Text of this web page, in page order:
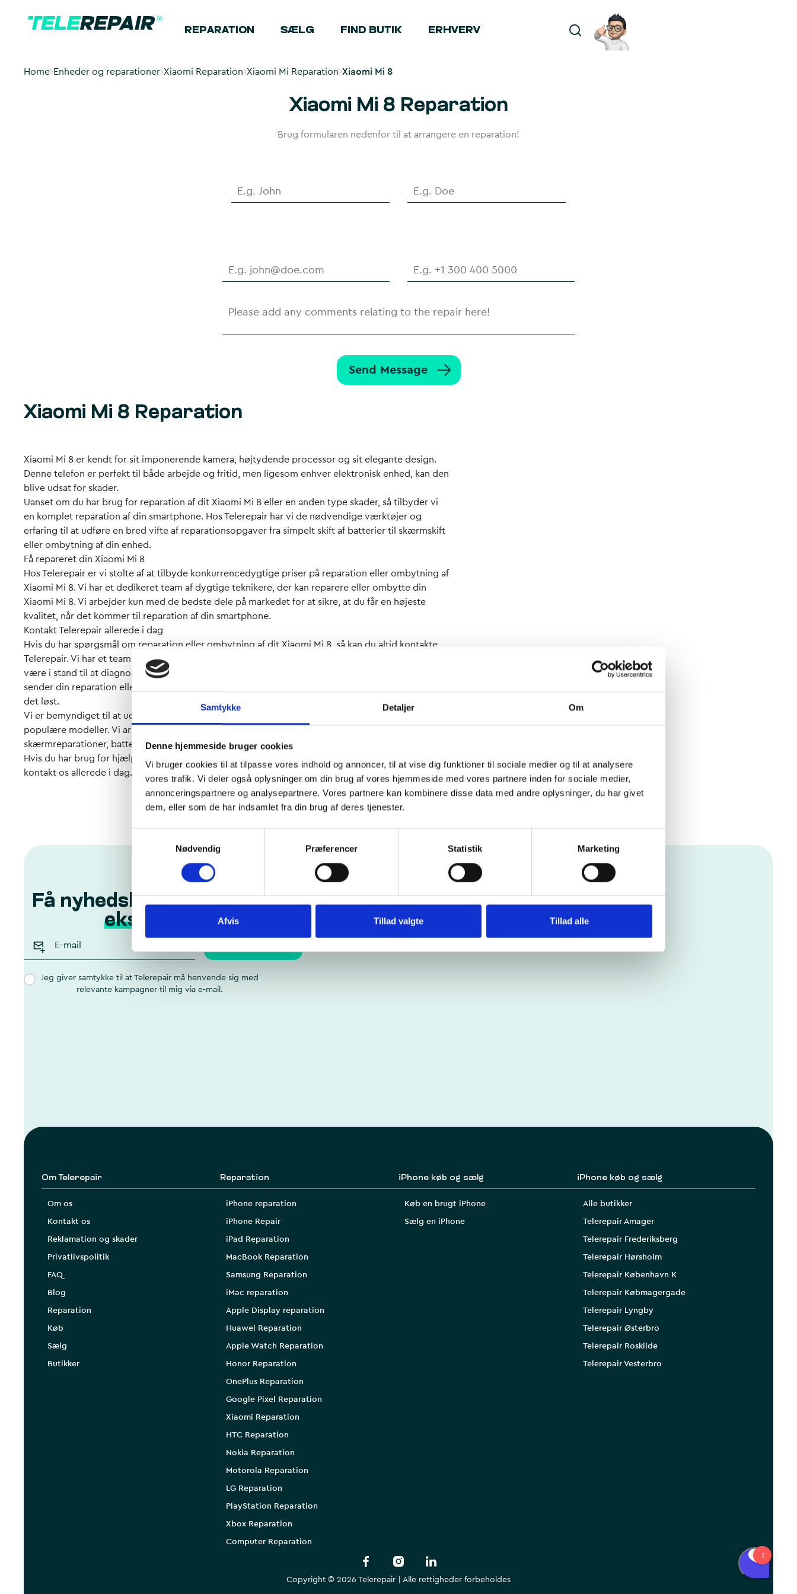
Samtykke Detaljer Om
Denne hjemmeside bruger cookies
Vi bruger cookies til at tilpasse vores indhold og annoncer, til at vise dig funktioner til sociale medier og til at analysere
vores trafik. Vi deler også oplysninger om din brug af vores hjemmeside med vores partnere inden for sociale medier,
annonceringspartnere og analysepartnere. Vores partnere kan kombinere disse data med andre oplysninger, du har givet
dem, eller som de har indsamlet fra din brug af deres tjenester.
Nødvendig
Præferencer Statistik Marketing
Afvis Tillad valgte Tillad alle
REPARATION SÆLG FIND BUTIK ERHVERV
Home Enheder og reparationer Xiaomi Reparation Xiaomi Mi Reparation Xiaomi Mi 8
Xiaomi Mi 8 Reparation
Brug formularen nedenfor til at arrangere en reparation!
Send Message
Xiaomi Mi 8 Reparation
Xiaomi Mi 8 er kendt for sit imponerende kamera, højtydende processor og sit elegante design.
Denne telefon er perfekt til både arbejde og fritid, men ligesom enhver elektronisk enhed, kan den
blive udsat for skader.
Uanset om du har brug for reparation af dit Xiaomi Mi 8 eller en anden type skader, så tilbyder vi
en komplet reparation af din smartphone. Hos Telerepair har vi de nødvendige værktøjer og
erfaring til at udføre en bred vifte af reparationsopgaver fra simpelt skift af batterier til skærmskift
eller ombytning af din enhed.
Få repareret din Xiaomi Mi 8
Hos Telerepair er vi stolte af at tilbyde konkurrencedygtige priser på reparation eller ombytning af
Xiaomi Mi 8. Vi har et dedikeret team af dygtige teknikere, der kan reparere eller ombytte din
Xiaomi Mi 8. Vi arbejder kun med de bedste dele på markedet for at sikre, at du får en højeste
kvalitet, når det kommer til reparation af din smartphone.
Kontakt Telerepair allerede i dag
Hvis du har spørgsmål om reparation eller ombytning af dit Xiaomi Mi 8, så kan du altid kontakte
Telerepair. Vi har et team af erfarne teknikere, der har stor erfaring med Xiaomi-produkter. De vil
være i stand til at diagnosticere din telefon og give dig den bedste løsning. Vi anbefaler altid, at du
sender din reparation eller ombytning ind til os for en inspektion så hurtigt som muligt, så vi kan få
det løst.
Vi er bemyndiget til at udføre service og reparationer af Xiaomi Mi 8, inklusive nogle af de mest
populære modeller. Vi arbejder med et bredt udvalg af reparationer på Xiaomi-telefoner, såsom
skærmreparationer, batteriskift, knapreparation og meget mere.
Hvis du har brug for hjælp til at bestemme den bedste løsning til reparation af din Xiaomi Mi 8, så
kontakt os allerede i dag.
Få nyhedsbrev, eksperthjælp og
eksklusive tilbud.
Jeg giver samtykke til at Telerepair må henvende sig med
relevante kampagner til mig via e-mail.
Om Telerepair
Om os
Kontakt os
Reklamation og skader
Privatlivspolitik
FAQ
Blog
Reparation
Køb
Sælg
Butikker
Reparation
iPhone reparation
iPhone Repair
iPad Reparation
MacBook Reparation
Samsung Reparation
iMac reparation
Apple Display reparation
Huawei Reparation
Apple Watch Reparation
Honor Reparation
OnePlus Reparation
Google Pixel Reparation
Xiaomi Reparation
HTC Reparation
Nokia Reparation
Motorola Reparation
LG Reparation
PlayStation Reparation
Xbox Reparation
Computer Reparation
iPhone køb og sælg
Køb en brugt iPhone
Sælg en iPhone
iPhone køb og sælg
Alle butikker
Telerepair Amager
Telerepair Frederiksberg
Telerepair Hørsholm
Telerepair København K
Telerepair Købmagergade
Telerepair Lyngby
Telerepair Østerbro
Telerepair Roskilde
Telerepair Vesterbro
Copyright © 2026 Telerepair | Alle rettigheder forbeholdes